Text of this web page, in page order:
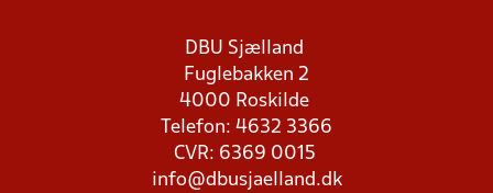
DBU Sjælland
Fuglebakken 2
4000 Roskilde
Telefon: 4632 3366
CVR: 6369 0015
info@dbusjaelland.dk